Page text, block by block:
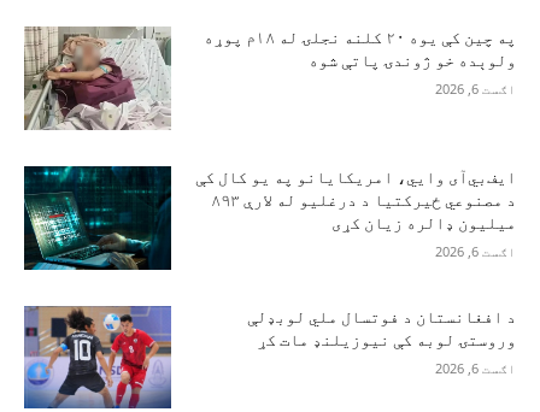
په چین کې یوه ۲۰ کلنه نجلۍ له ۱۸م پوړه
ولوېده خو ژوندۍ پاتې شوه
اګست 6, 2026
ایف‌بي‌آی وايي، امریکایانو په یو کال کې
د مصنوعي ځیرکتیا د درغلیو له لارې ۸۹۳
میلیون ډالره زیان کړی
اګست 6, 2026
د افغانستان د فوتسال ملي لوبډلې
وروستۍ لوبه کې نیوزیلنډ مات کړ
اګست 6, 2026